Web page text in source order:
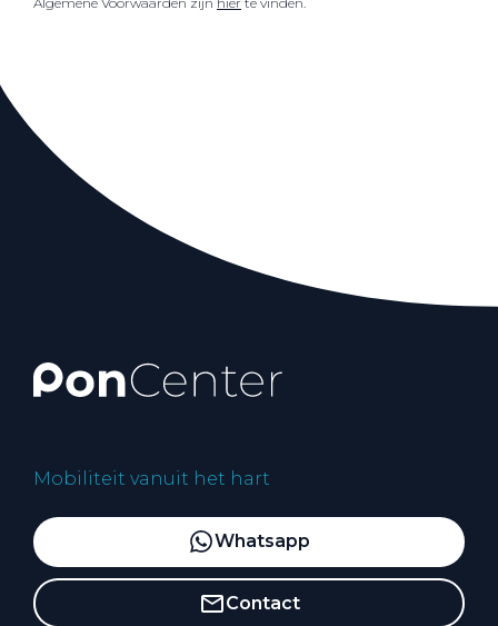
Mobiliteit vanuit het hart
Whatsapp
Contact